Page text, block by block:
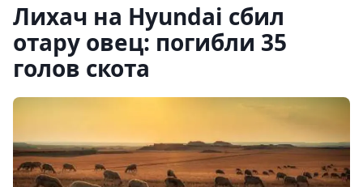
Лихач на Hyundai сбил
отару овец: погибли 35
голов скота